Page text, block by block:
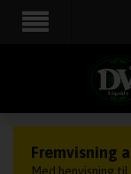
Fremvisning